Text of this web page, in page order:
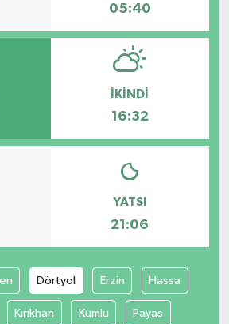
05:40
İKINDI
16:32
YATSI
21:06
Dörtyol Erzin Hassa
Kırıkhan Kumlu Payas